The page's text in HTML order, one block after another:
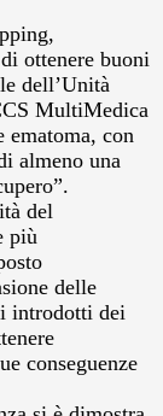
ottenere buoni
dell’Unità
MultiMedica
ematoma, con
almeno una
del
più
delle
introdotti dei
conseguenze